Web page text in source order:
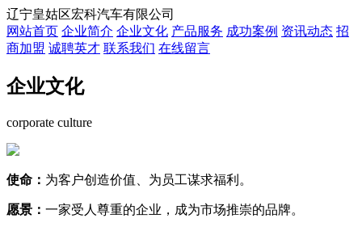
辽宁皇姑区宏科汽车有限公司
网站首页 企业简介 企业文化 产品服务 成功案例 资讯动态 招
商加盟 诚聘英才 联系我们 在线留言
企业文化
corporate culture
使命： 为客户创造价值、为员工谋求福利。
愿景： 一家受人尊重的企业，成为市场推崇的品牌。